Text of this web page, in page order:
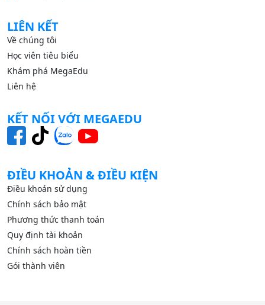
LIÊN KẾT
Về chúng tôi
Học viên tiêu biểu
Khám phá MegaEdu
Liên hệ
KẾT NỐI VỚI MEGAEDU
ĐIỀU KHOẢN & ĐIỀU KIỆN
Điều khoản sử dụng
Chính sách bảo mật
Phương thức thanh toán
Quy định tài khoản
Chính sách hoàn tiền
Gói thành viên